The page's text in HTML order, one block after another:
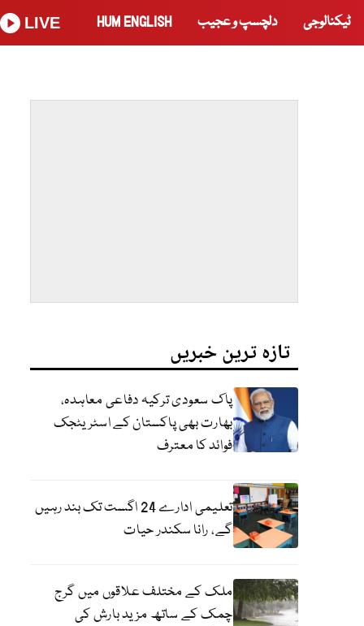
ٹیکنالوجی دلچسپ و عجیب HUM ENGLISH
LIVE
تازہ ترین خبریں
پاک سعودی ترکیہ دفاعی معاہدہ،
بھارت بھی پاکستان کے اسٹریٹجک
فوائد کا معترف
تعلیمی ادارے 24 اگست تک بند رہیں
گے، رانا سکندر حیات
ملک کے مختلف علاقوں میں گرج
چمک کے ساتھ مزید بارش کی